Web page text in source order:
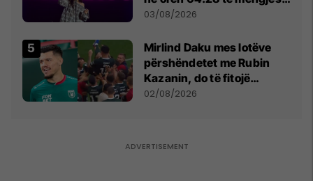
- dhe bota digjitale serbe
03/08/2026
Mirlind Daku mes lotëve
përshëndetet me Rubin
Kazanin, do të fitojë
miliona te Spartak Moska
02/08/2026